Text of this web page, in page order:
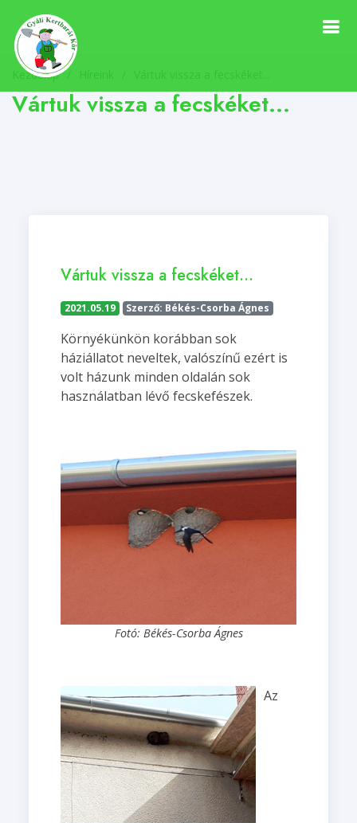
Kezdőlap Híreink
Vártuk vissza a fecskéket...
Vártuk vissza a fecskéket...
2021.05.19 Szerző: Békés-Csorba Ágnes
Környékünkön korábban sok
háziállatot neveltek, valószínű ezért is
volt házunk minden oldalán sok
használatban lévő fecskefészek.
Fotó: Békés-Csorba Ágnes
Az